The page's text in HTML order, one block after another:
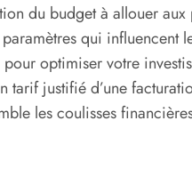
du budget à allouer
qui
optimiser votre
justifié d’une
les coulisses